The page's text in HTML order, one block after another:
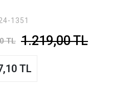
1351
TL 1.219,00 TL
TL